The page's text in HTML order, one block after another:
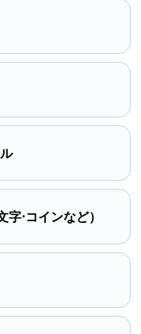
⋅コインなど）